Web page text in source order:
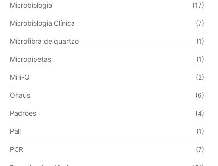
Microbiologia (17)
Microbiologia Clínica (7)
Microfibra de quartzo (1)
Micropipetas (1)
Milli-Q (2)
Ohaus (6)
Padrões (4)
Pall (1)
PCR (7)